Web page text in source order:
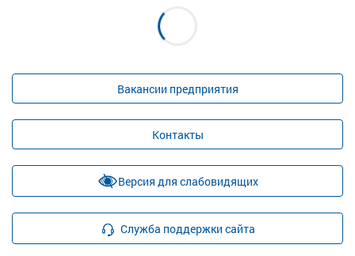
Вакансии предприятия
Контакты
Версия для слабовидящих
Служба поддержки сайта